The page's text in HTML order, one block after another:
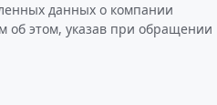
данных о компании
этом, указав при обращении